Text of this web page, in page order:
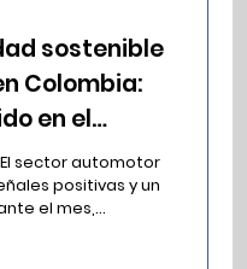
sostenible
Colombia:
en el
limpias
positivas y un
el mes,...